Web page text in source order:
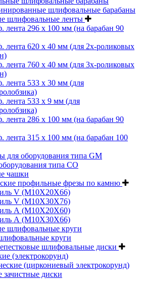
шлифовальные барабаны
шлифовальные ленты
296 х 100 мм (на барабан 90
620 х 40 мм (для 2х-роликовых
760 х 40 мм (для 3х-роликовых
лента 533 х 30 мм (для
лента 533 х 9 мм (для
286 х 100 мм (на барабан 90
315 х 100 мм (на барабан 100
для оборудования типа GM
типа СО
чашки
профильные фрезы по камню
V (M10X20X66)
V (M10X30X76)
А (М10Х20Х60)
А (М10Х30Х66)
шлифовальные круги
круги
шлифовальные диски
(электрокорунд)
(циркониевый электрокорунд)
зачистные диски